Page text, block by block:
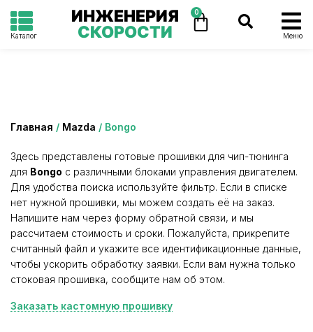
Каталог
ИНЖЕНЕРИЯ
СКОРОСТИ
0
Меню
Главная / Mazda / Bongo
Здесь представлены готовые прошивки для чип-тюнинга
для Bongo с различными блоками управления двигателем.
Для удобства поиска используйте фильтр. Если в списке
нет нужной прошивки, мы можем создать её на заказ.
Напишите нам через форму обратной связи, и мы
рассчитаем стоимость и сроки. Пожалуйста, прикрепите
считанный файл и укажите все идентификационные данные,
чтобы ускорить обработку заявки. Если вам нужна только
стоковая прошивка, сообщите нам об этом.
Заказать кастомную прошивку